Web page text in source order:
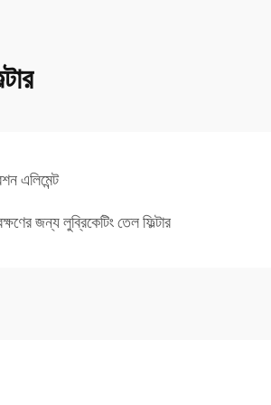
এলিমেন্ট
জন্য লুব্রিকেটিং তেল ফিল্টার